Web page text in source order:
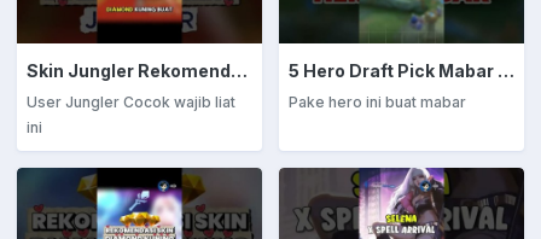
Skin Jungler Rekomendasi Diamond Kuning
User Jungler Cocok wajib liat
ini
5 Hero Draft Pick Mabar Auto Win
Pake hero ini buat mabar